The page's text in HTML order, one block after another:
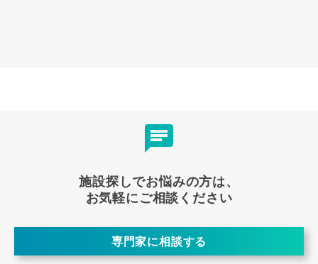
施設探しでお悩みの方は、
お気軽にご相談ください
専門家に相談する